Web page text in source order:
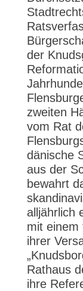
der
zweiten
vom Rat
dänische
aus der
bewahrt
alljährlich
mit einem
ihrer
Rathaus
ihre